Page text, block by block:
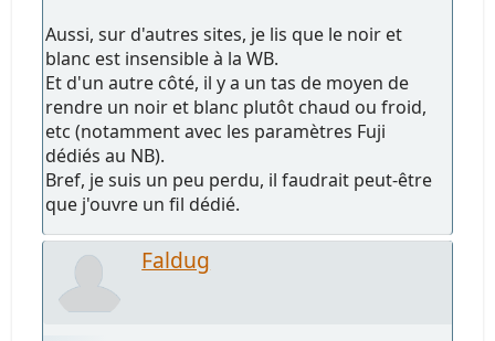
Aussi, sur d'autres sites, je lis que le noir et
blanc est insensible à la WB.
Et d'un autre côté, il y a un tas de moyen de
rendre un noir et blanc plutôt chaud ou froid,
etc (notamment avec les paramètres Fuji
dédiés au NB).
Bref, je suis un peu perdu, il faudrait peut-être
que j'ouvre un fil dédié.
Faldug